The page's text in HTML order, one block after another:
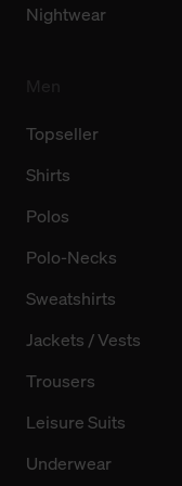
Nightwear
Topseller
Shirts
Polos
Polo-Necks
Sweatshirts
Jackets / Vests
Trousers
Leisure Suits
Underwear